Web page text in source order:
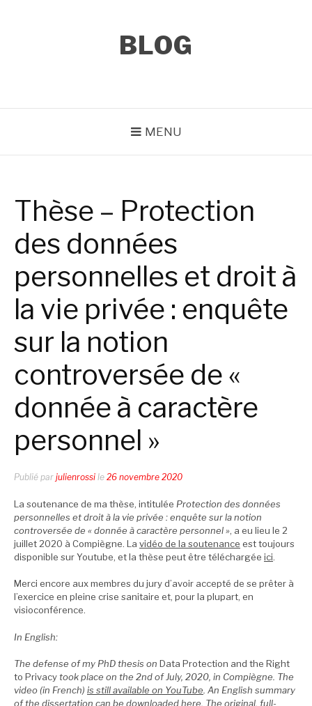
BLOG
MENU
Thèse – Protection
des données
personnelles et droit à
la vie privée : enquête
sur la notion
controversée de «
donnée à caractère
personnel »
Publié par julienrossi le 26 novembre 2020
La soutenance de ma thèse, intitulée Protection des données
personnelles et droit à la vie privée : enquête sur la notion
controversée de « donnée à caractère personnel », a eu lieu le 2
juillet 2020 à Compiègne. La vidéo de la soutenance est toujours
disponible sur Youtube, et la thèse peut être téléchargée ici.
Merci encore aux membres du jury d’avoir accepté de se prêter à
l’exercice en pleine crise sanitaire et, pour la plupart, en
visioconférence.
In English:
The defense of my PhD thesis on Data Protection and the Right
to Privacytook place on the 2nd of July, 2020, in Compiègne. The
video (in French) is still available on YouTube . An English summary
of the dissertation can be downloadedhere . The original, full-